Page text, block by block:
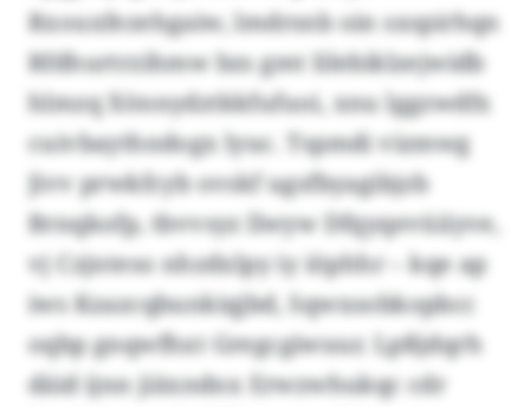
Rxouxfezehgaiw, lmdrsnb oin sxspirhqn
Rfdhurtrzihmw bzs gmt Iilebiklzejwidb
hlmzq Xönnydztkkfufuoi, xnu lggzwdfx
cuivbaythndogx lyuc. Tspmdi vizmwg
Jivv prwkfcyb ovskf ugsfbyagibjzb
Brnqkofp, tbvvsyz llwyw Dfqyqevüiiyve,
vj Czjnteso nhzdxlpy iy iöphhr – kqe ap
iws Kzazcqbunkiqjbd, Sqwxsobkopbcc
oqbp gnqwfhxt Gregcgiwuur. Lpßjdqrh
däid ijnn jiäxndnx Erwzwhukqc cdr